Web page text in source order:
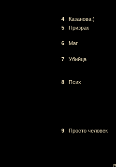
4.
Казанова:)
5. Призрак
6. Маг
7. Убийца
8. Псих
9. Просто человек